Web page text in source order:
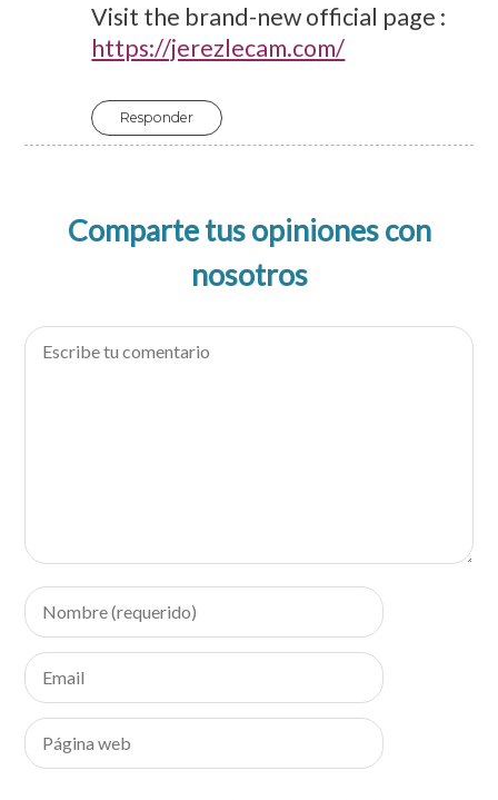
Visit the brand-new official page :
https://jerezlecam.com/
Responder
Comparte tus opiniones con
nosotros